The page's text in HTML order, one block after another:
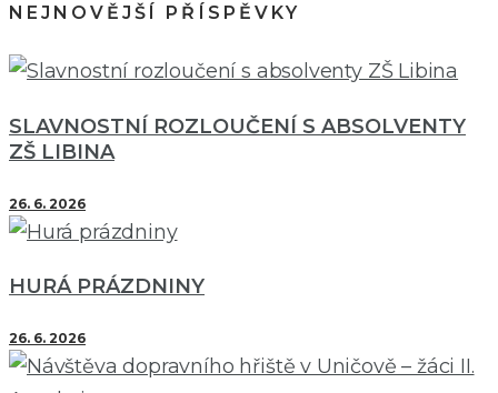
NEJNOVĚJŠÍ PŘÍSPĚVKY
SLAVNOSTNÍ ROZLOUČENÍ S ABSOLVENTY
ZŠ LIBINA
26. 6. 2026
HURÁ PRÁZDNINY
26. 6. 2026